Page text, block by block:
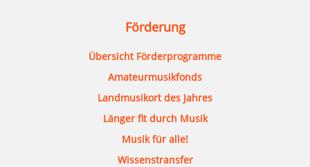
Förderung
Übersicht Förderprogramme
Amateurmusikfonds
Landmusikort des Jahres
Länger fit durch Musik
Musik für alle!
Wissenstransfer